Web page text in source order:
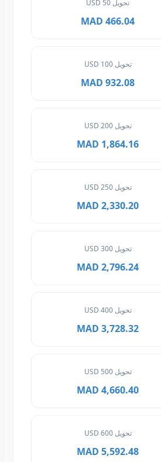
466.04 MAD
تحويل 100 USD
932.08 MAD
تحويل 200 USD
1,864.16 MAD
تحويل 250 USD
2,330.20 MAD
تحويل 300 USD
2,796.24 MAD
تحويل 400 USD
3,728.32 MAD
تحويل 500 USD
4,660.40 MAD
تحويل 600 USD
5,592.48 MAD